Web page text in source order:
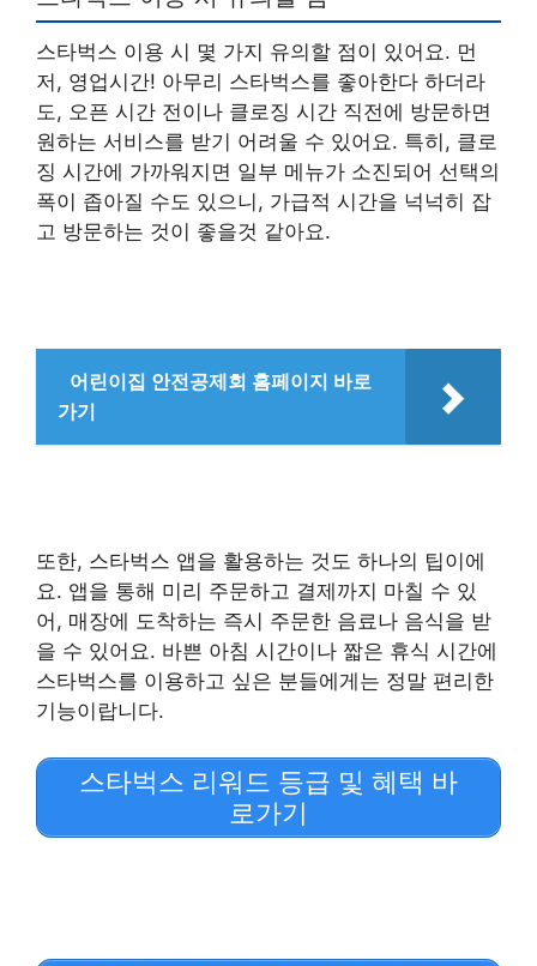
스타벅스 이용 시 몇 가지 유의할 점이 있어요. 먼
저, 영업시간! 아무리 스타벅스를 좋아한다 하더라
도, 오픈 시간 전이나 클로징 시간 직전에 방문하면
원하는 서비스를 받기 어려울 수 있어요. 특히, 클로
징 시간에 가까워지면 일부 메뉴가 소진되어 선택의
폭이 좁아질 수도 있으니, 가급적 시간을 넉넉히 잡
고 방문하는 것이 좋을것 같아요.
어린이집 안전공제회 홈페이지 바로
가기
또한, 스타벅스 앱을 활용하는 것도 하나의 팁이에
요. 앱을 통해 미리 주문하고 결제까지 마칠 수 있
어, 매장에 도착하는 즉시 주문한 음료나 음식을 받
을 수 있어요. 바쁜 아침 시간이나 짧은 휴식 시간에
스타벅스를 이용하고 싶은 분들에게는 정말 편리한
기능이랍니다.
스타벅스 리워드 등급 및 혜택 바
로가기